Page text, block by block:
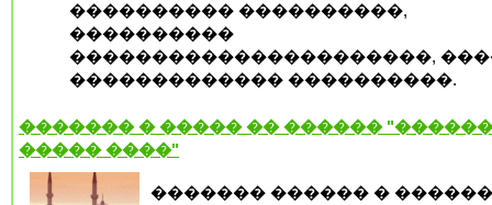
���������� ����������,
����������
����������������������,
������������� ����������.
������� � ����� �� ������
����� ����"
������� ������ �